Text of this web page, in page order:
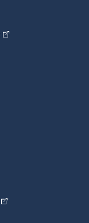
(Cet hyperlien
hyperlien
externe s'ouvrira